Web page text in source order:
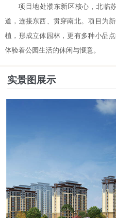
项目地处濮东新区核心，北临
道，连接东西、贯穿南北。项目为
植，形成立体园林，更有多种小品
体验着公园生活的休闲与惬意。
实景图展示